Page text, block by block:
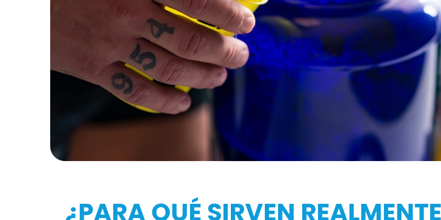
¿PARA QUÉ SIRVEN